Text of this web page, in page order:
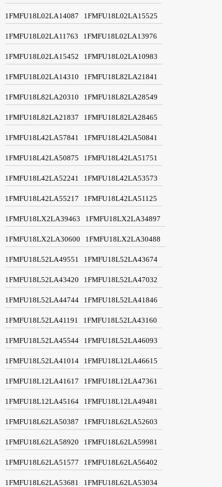
1FMFU18L02LA14087 1FMFU18L02LA15525
1FMFU18L02LA11763 1FMFU18L02LA13976
1FMFU18L02LA15452 1FMFU18L02LA10983
1FMFU18L02LA14310 1FMFU18L82LA21841
1FMFU18L82LA20310 1FMFU18L82LA28549
1FMFU18L82LA21837 1FMFU18L82LA28465
1FMFU18L42LA57841 1FMFU18L42LA50841
1FMFU18L42LA50875 1FMFU18L42LA51751
1FMFU18L42LA52241 1FMFU18L42LA53573
1FMFU18L42LA55217 1FMFU18L42LA51125
1FMFU18LX2LA39463 1FMFU18LX2LA34897
1FMFU18LX2LA30600 1FMFU18LX2LA30488
1FMFU18L52LA49551 1FMFU18L52LA43674
1FMFU18L52LA43420 1FMFU18L52LA47032
1FMFU18L52LA44744 1FMFU18L52LA41846
1FMFU18L52LA41191 1FMFU18L52LA43160
1FMFU18L52LA45544 1FMFU18L52LA46093
1FMFU18L52LA41014 1FMFU18L12LA46615
1FMFU18L12LA41617 1FMFU18L12LA47361
1FMFU18L12LA45164 1FMFU18L12LA49481
1FMFU18L62LA50387 1FMFU18L62LA52603
1FMFU18L62LA58920 1FMFU18L62LA59981
1FMFU18L62LA51577 1FMFU18L62LA56402
1FMFU18L62LA53681 1FMFU18L62LA53034